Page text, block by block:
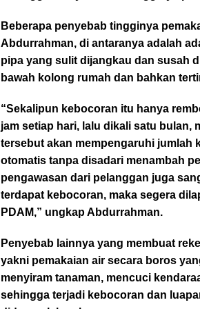
Beberapa penyebab tingginya
Abdurrahman, di antaranya adalah
pipa yang sulit dijangkau dan susah
bawah kolong rumah dan bahkan
“Sekalipun kebocoran itu hanya
jam setiap hari, lalu dikali satu bulan,
tersebut akan mempengaruhi jumlah
otomatis tanpa disadari menambah
pengawasan dari pelanggan juga
terdapat kebocoran, maka segera
PDAM,” ungkap Abdurrahman.
Penyebab lainnya yang membuat
yakni pemakaian air secara boros
menyiram tanaman, mencuci
sehingga terjadi kebocoran dan